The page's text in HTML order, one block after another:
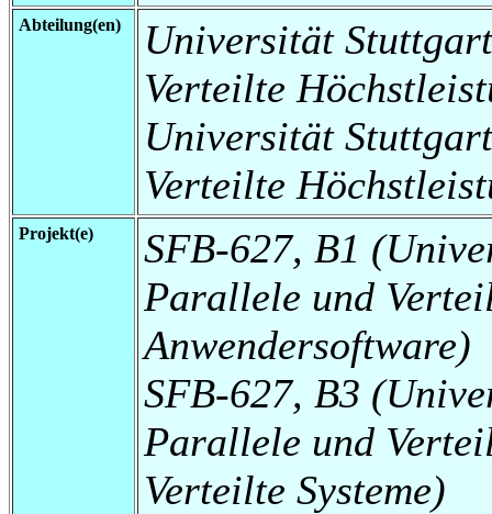
Abteilung(en)
Universität
Verteilte
Universität
Verteilte
Projekt(e)
SFB-627, B1
Parallele und
Anwendersoftware)
SFB-627, B3
Parallele und
Verteilte Systeme)